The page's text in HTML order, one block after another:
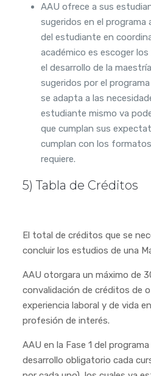
AAU ofrece a sus
sugeridos en el programa
del estudiante en
académico es escoger
el desarrollo de la
sugeridos por el
se adapta a las
estudiante mismo va
que cumplan sus
cumplan con los
requiere.
5) Tabla de Créditos
El total de créditos que se
concluir los estudios de una
AAU otorgara un máximo de
convalidación de créditos de
experiencia laboral y de vida
profesión de interés.
AAU en la Fase 1 del
desarrollo obligatorio cada